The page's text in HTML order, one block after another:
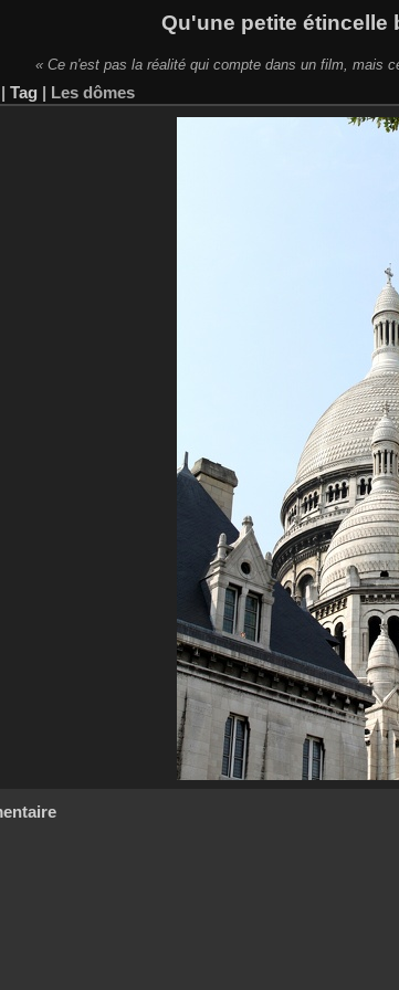
Qu'une petite étincelle
« Ce n'est pas la réalité qui compte dans un film, mais
| Tag | Les dômes